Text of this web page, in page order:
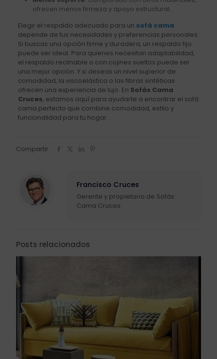
ofrecen menos firmeza y apoyo estructural.
Elegir el respaldo adecuado para un sofá cama
depende de tus necesidades y preferencias personales.
Si buscas una opción firme y duradera, un respaldo fijo
puede ser ideal. Para quienes necesitan adaptabilidad,
el respaldo reclinable o con cojines sueltos puede ser
una mejor opción. Y si deseas un nivel superior de
comodidad, la viscoelástica o las fibras sintéticas
ofrecen una experiencia de lujo. En Sofás Cama
Cruces, estamos aquí para ayudarte a encontrar el sofá
cama perfecto que combine comodidad, estilo y
funcionalidad para tu hogar.
Compartir
Francisco Cruces
Gerente y propietario de Sofás
Cama Cruces.
Posts relacionados